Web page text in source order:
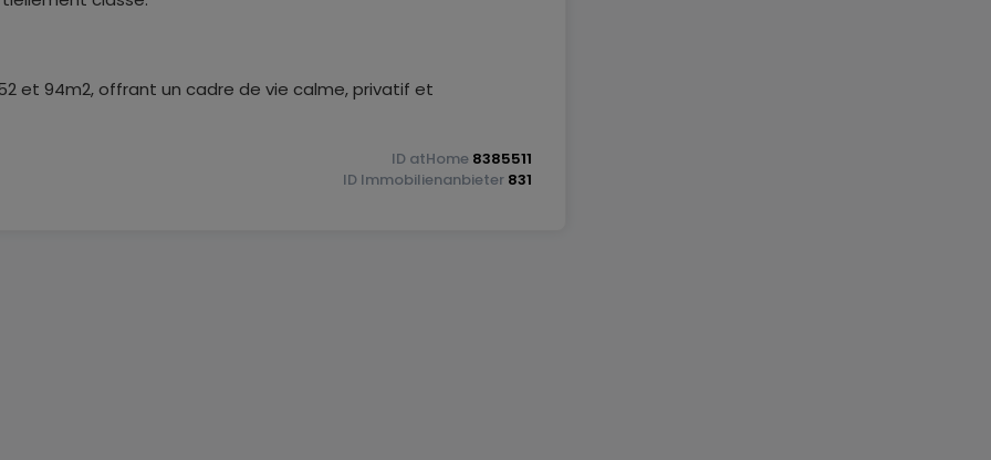
et 94m2, offrant un cadre de vie calme, privatif et
au rez-de-chaussée, complétée par un local
stationnement pratique en centre-ville.
est privatif pour le penthouse, renforçant l'exclusivité du
des Sites et Monuments Nationaux, conférant au projet une
pour respecter ce patrimoine tout en intégrant les
ID atHome 8385511
ID Immobilienanbieter 831